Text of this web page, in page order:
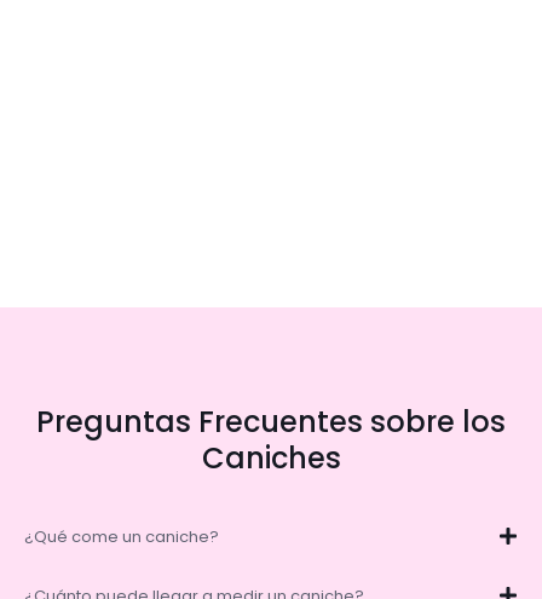
Preguntas Frecuentes sobre los
Caniches
¿Qué come un caniche?